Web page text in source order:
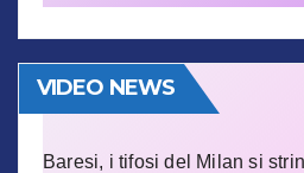
VIDEO NEWS
Baresi, i tifosi del Milan si